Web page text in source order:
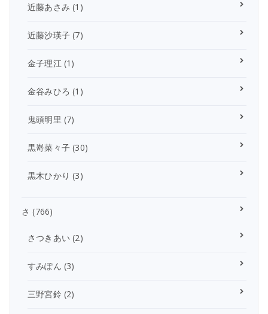
近藤あさみ (1)
近藤沙瑛子 (7)
金子理江(1)
金谷みひろ (1)
鬼頭明里 (7)
黒嵜菜々子 (30)
黒木ひかり (3)
さ (766)
さつきあい (2)
すみぽん (3)
三野宮鈴(2)